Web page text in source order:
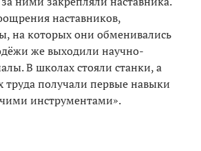
наставников,
на которых они обменивались
же выходили научно-
В школах стояли станки, а
труда получали первые навыки
инструментами».